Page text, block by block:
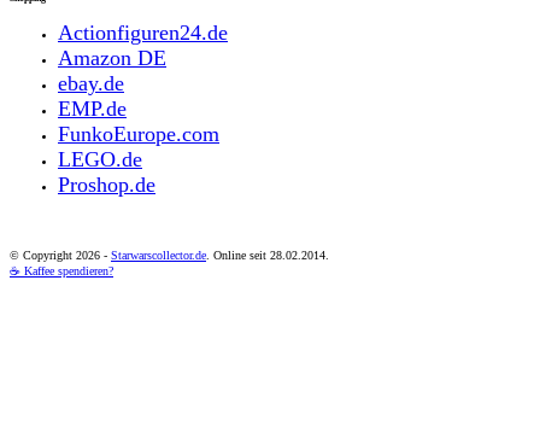
Actionfiguren24.de
Amazon DE
ebay.de
EMP.de
FunkoEurope.com
LEGO.de
Proshop.de
© Copyright 2026 - Starwarscollector.de . Online seit 28.02.2014.
☕ Kaffee spendieren?